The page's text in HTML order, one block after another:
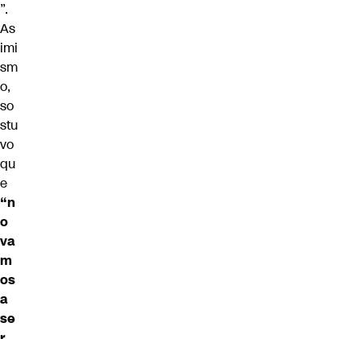
”.
As
imi
sm
o,
so
stu
vo
qu
e
“n
o
va
m
os
a
se